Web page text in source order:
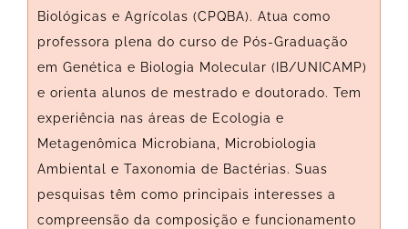
Biológicas e Agrícolas (CPQBA). Atua como
professora plena do curso de Pós-Graduação
em Genética e Biologia Molecular (IB/UNICAMP)
e orienta alunos de mestrado e doutorado. Tem
experiência nas áreas de Ecologia e
Metagenômica Microbiana, Microbiologia
Ambiental e Taxonomia de Bactérias. Suas
pesquisas têm como principais interesses a
compreensão da composição e funcionamento